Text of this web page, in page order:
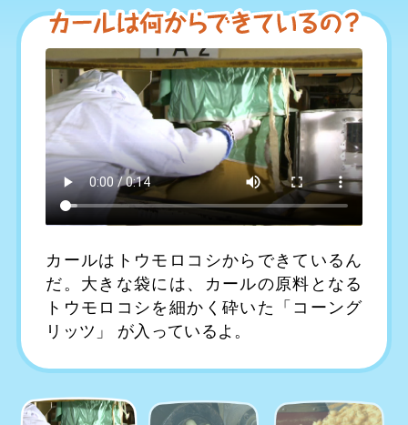
カールはトウモロコシからできているん
だ。大きな袋には、カールの原料となる
トウモロコシを細かく砕いた「コーング
リッツ」 が入っているよ。